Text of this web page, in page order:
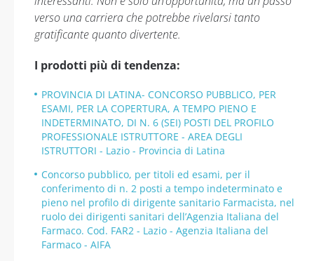
verso una carriera che potrebbe rivelarsi tanto
gratificante quanto divertente.
I prodotti più di tendenza:
PROVINCIA DI LATINA- CONCORSO PUBBLICO, PER
ESAMI, PER LA COPERTURA, A TEMPO PIENO E
INDETERMINATO, DI N. 6 (SEI) POSTI DEL PROFILO
PROFESSIONALE ISTRUTTORE - AREA DEGLI
ISTRUTTORI - Lazio - Provincia di Latina
Concorso pubblico, per titoli ed esami, per il
conferimento di n. 2 posti a tempo indeterminato e
pieno nel profilo di dirigente sanitario Farmacista, nel
ruolo dei dirigenti sanitari dell’Agenzia Italiana del
Farmaco. Cod. FAR2 - Lazio - Agenzia Italiana del
Farmaco - AIFA